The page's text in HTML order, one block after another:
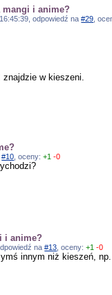
mangi i anime?
odpowiedź na#29 ,
w kieszeni.
#10 , oceny:+1 -0
i anime?
na#13 , oceny:+1 -0
innym niż kieszeń, np.